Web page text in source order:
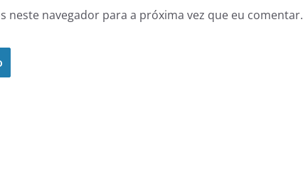
neste navegador para a próxima vez que eu comentar.